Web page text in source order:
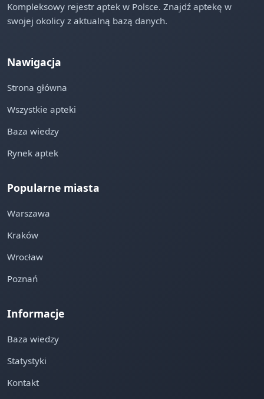
Kompleksowy rejestr aptek w Polsce. Znajdź aptekę w
swojej okolicy z aktualną bazą danych.
Nawigacja
Strona główna
Wszystkie apteki
Baza wiedzy
Rynek aptek
Popularne miasta
Warszawa
Kraków
Wrocław
Poznań
Informacje
Baza wiedzy
Statystyki
Kontakt